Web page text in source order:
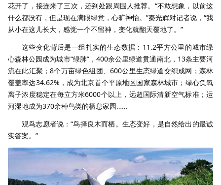
花开了，接连来了三次，还到处跟周围人推荐。“不敢想象，以前这
什么都没有，但是现在满眼绿意，心旷神怡。”秦光辉对记者说，“我
从小在这儿长大，感觉一个不留神，变化就翻天覆地了。”
这些变化背后是一组扎实的生态数据：11.2平方公里的城市绿
心森林公园成为城市“绿肺”，400余公里绿道贯通南北，13条主要河
流在此汇聚；8个万亩绿色组团、600公里生态绿道交织成网；森林
覆盖率达34.62%，成为北京首个平原地区国家森林城市；绿心负氧
离子浓度稳定在每立方米6000个以上，远超国际清新空气标准；运
河湿地成为370余种鸟类的栖息家园……
观鸟志愿者说：“鸟择良木而栖。生态变好，是自然给出的最诚
实答案。”